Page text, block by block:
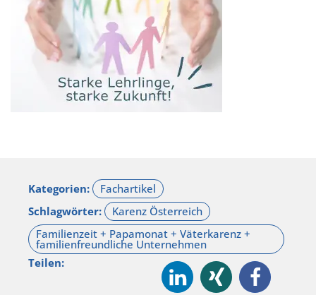
Kategorien:
Schlagwörter:
Teilen: